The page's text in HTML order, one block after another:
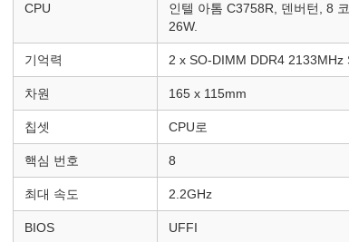
CPU
인텔 아톰 C3758R, 덴버턴, 8
26W.
기억력 2 x SO-DIMM DDR4 2133MHz
차원 165 x 115mm
칩셋 CPU로
핵심 번호 8
최대 속도 2.2GHz
BIOS UFFI